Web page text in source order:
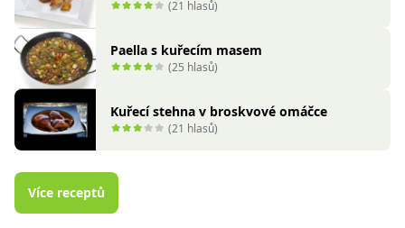
(21 hlasů)
Paella s kuřecím masem
(25 hlasů)
Kuřecí stehna v broskvové omáčce
(21 hlasů)
Více receptů